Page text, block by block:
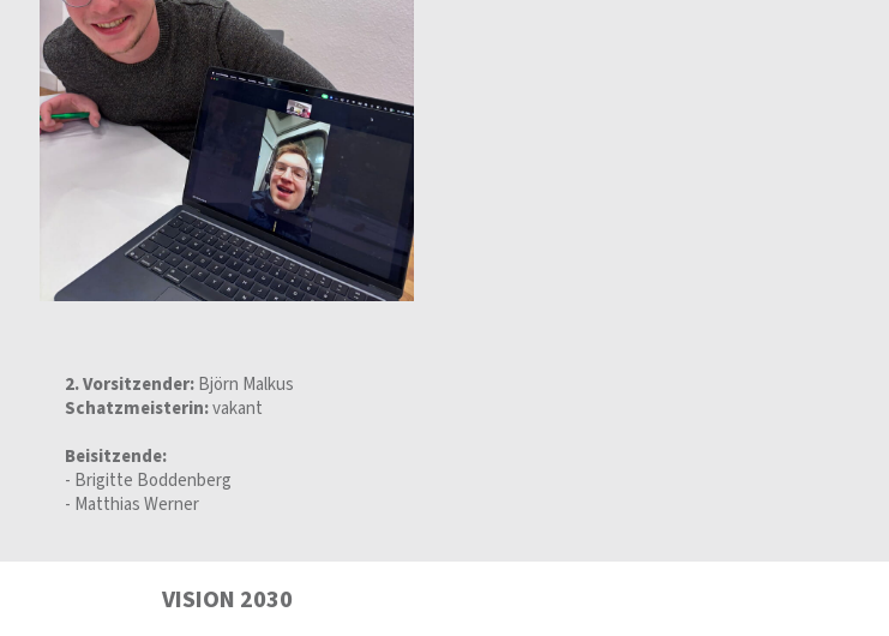
2. Vorsitzender:Björn Malkus
Schatzmeisterin:vakant
Beisitzende:
- Brigitte Boddenberg
- Matthias Werner
VISION 2030